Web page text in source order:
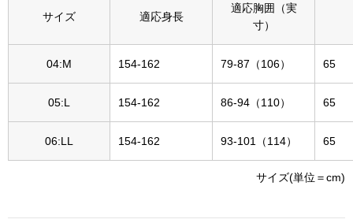
ク
ズ
ネックレス
ブレスレット
その他
サイズ 適応身長
適応胸囲（実
寸）
04:M 154-162 79-87（106） 65
05:L 154-162 86-94（110） 65
06:LL 154-162 93-101（114） 65
サイズ(単位＝cm)